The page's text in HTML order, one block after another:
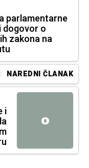
parlamentarne
dogovor o
zakona na
NAREDNI ČLANAK
O
i